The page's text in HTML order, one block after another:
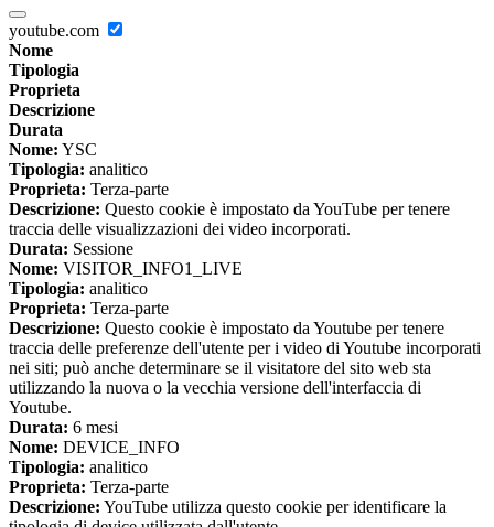
youtube.com
Nome
Tipologia
Proprieta
Descrizione
Durata
Nome: YSC
Tipologia: analitico
Proprieta: Terza-parte
Descrizione: Questo cookie è impostato da YouTube per tenere
traccia delle visualizzazioni dei video incorporati.
Durata: Sessione
Nome: VISITOR_INFO1_LIVE
Tipologia: analitico
Proprieta: Terza-parte
Descrizione: Questo cookie è impostato da Youtube per tenere
traccia delle preferenze dell'utente per i video di Youtube incorporati
nei siti; può anche determinare se il visitatore del sito web sta
utilizzando la nuova o la vecchia versione dell'interfaccia di
Youtube.
Durata: 6 mesi
Nome: DEVICE_INFO
Tipologia: analitico
Proprieta: Terza-parte
Descrizione: YouTube utilizza questo cookie per identificare la